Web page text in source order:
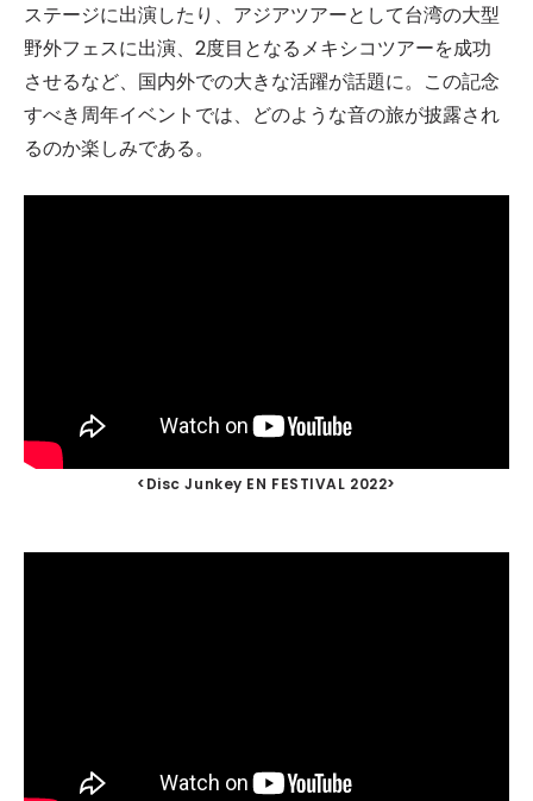
ステージに出演したり、アジアツアーとして台湾の大型
野外フェスに出演、2度目となるメキシコツアーを成功
させるなど、国内外での大きな活躍が話題に。この記念
すべき周年イベントでは、どのような音の旅が披露され
るのか楽しみである。
<Disc Junkey EN FESTIVAL 2022>